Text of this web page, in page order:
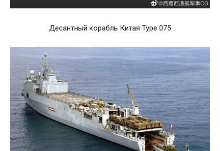
Десантный корабль Китая Type 075